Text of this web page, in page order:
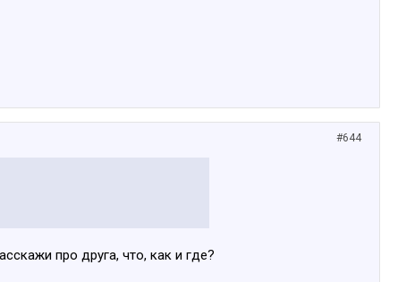
#644
про друга, что, как и где?